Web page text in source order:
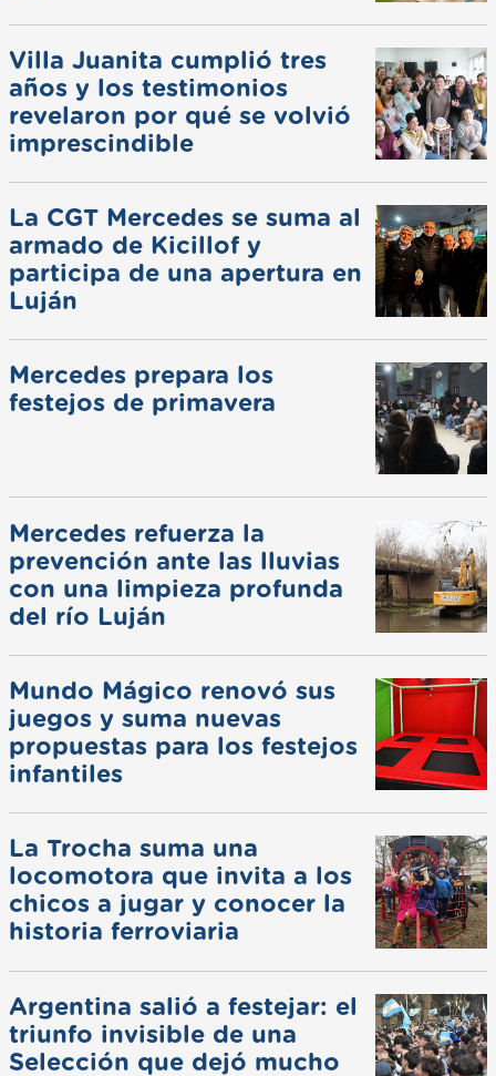
Villa Juanita cumplió tres
años y los testimonios
revelaron por qué se volvió
imprescindible
La CGT Mercedes se suma al
armado de Kicillof y
participa de una apertura en
Luján
Mercedes prepara los
festejos de primavera
Mercedes refuerza la
prevención ante las lluvias
con una limpieza profunda
del río Luján
Mundo Mágico renovó sus
juegos y suma nuevas
propuestas para los festejos
infantiles
La Trocha suma una
locomotora que invita a los
chicos a jugar y conocer la
historia ferroviaria
Argentina salió a festejar: el
triunfo invisible de una
Selección que dejó mucho